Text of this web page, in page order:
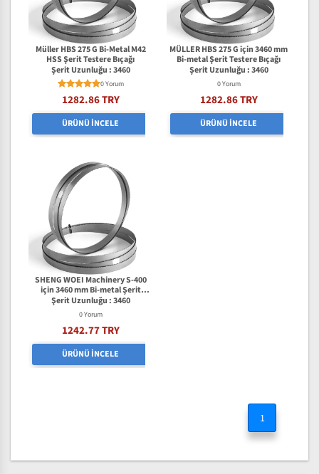
Müller HBS 275 G Bi-Metal M42
HSS Şerit Testere Bıçağı
Şerit Uzunluğu : 3460
0 Yorum
1282.86 TRY
ÜRÜNÜ İNCELE
MÜLLER HBS 275 G için 3460 mm
Bi-metal Şerit Testere Bıçağı
Şerit Uzunluğu : 3460
0 Yorum
1282.86 TRY
ÜRÜNÜ İNCELE
SHENG WOEI Machinery S-400
için 3460 mm Bi-metal Şerit
Testere Bıçağı
Şerit Uzunluğu : 3460
0 Yorum
1242.77 TRY
ÜRÜNÜ İNCELE
1